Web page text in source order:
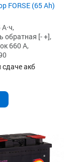
FORSE (65 Ah)
обратная [- +],
660 А,
сдаче акб